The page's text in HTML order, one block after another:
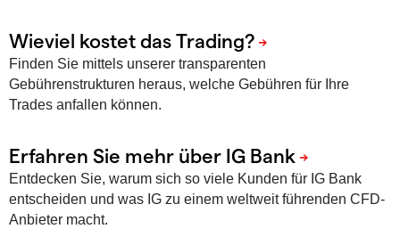
Finden Sie mittels unserer transparenten
Gebührenstrukturen heraus, welche Gebühren für Ihre
Trades anfallen können.
Entdecken Sie, warum sich so viele Kunden für IG Bank
entscheiden und was IG zu einem weltweit führenden CFD-
Anbieter macht.